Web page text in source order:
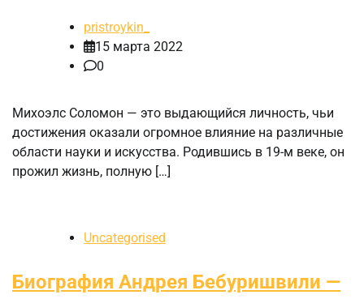
pristroykin_
15 марта 2022
0
Михоэлс Соломон — это выдающийся личность, чьи
достижения оказали огромное влияние на различные
области науки и искусства. Родившись в 19-м веке, он
прожил жизнь, полную […]
Uncategorised
Биография Андрея Бебуришвили —